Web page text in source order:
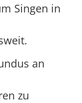
Singen in
an
zu